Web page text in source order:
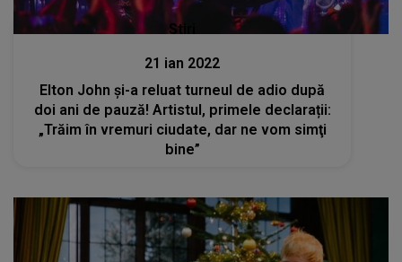
Stiri
21 ian 2022
Elton John şi-a reluat turneul de adio după
doi ani de pauză! Artistul, primele declarații:
„Trăim în vremuri ciudate, dar ne vom simţi
bine”